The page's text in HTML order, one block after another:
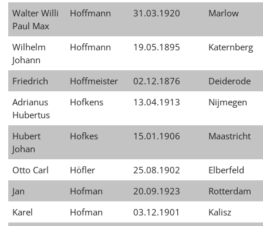
Walter Willi
Paul Max
Hoffmann 31.03.1920 Marlow
Wilhelm
Johann
Hoffmann 19.05.1895 Katernberg
Friedrich Hoffmeister 02.12.1876
Deiderode
Adrianus
Hubertus
Hofkens 13.04.1913 Nijmegen
Hubert
Johan
Hofkes 15.01.1906 Maastricht
Otto Carl Höfler 25.08.1902
Elberfeld
Jan
Hofman 20.09.1923
Rotterdam
Karel
Hofman 03.12.1901 Kalisz